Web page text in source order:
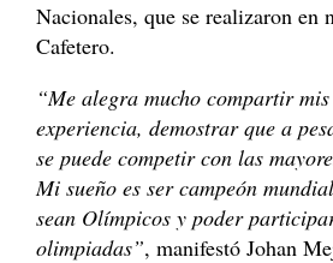
Nacionales, que se realizaron en
Cafetero.
“Me alegra mucho compartir
experiencia, demostrar que a
se puede competir con las
Mi sueño es ser campeón
sean Olímpicos y poder
olimpiadas”, manifestó Johan